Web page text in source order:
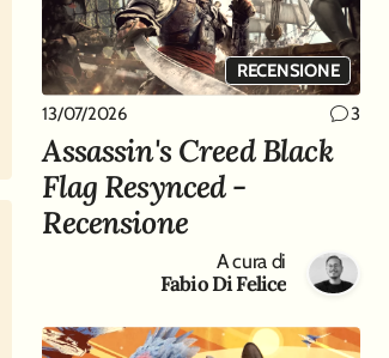
La Caduta di Game Freak
RECENSIONE
13/07/2026 3
Assassin's Creed Black
Flag Resynced -
Recensione
A cura di
Fabio Di Felice